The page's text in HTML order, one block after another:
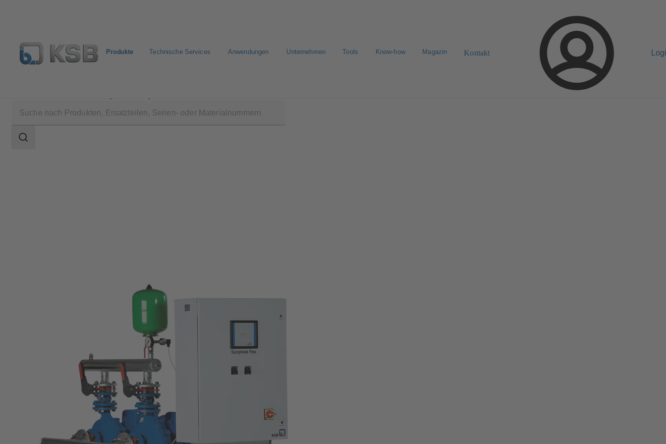
Produkte Technische Services Anwendungen Unternehmen Tools Know-how Magazin Kontakt
Suchbereich